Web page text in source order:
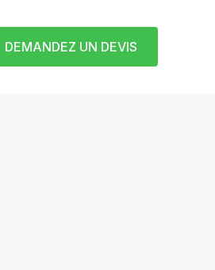
DEMANDEZ UN DEVIS